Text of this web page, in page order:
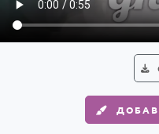
Годовщина свадьбы
Календарь
Женщине
Мужчине